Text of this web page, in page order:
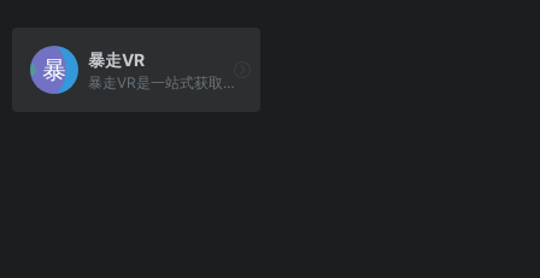
暴走VR
暴走VR是一站式获取VR资源的理想选择，为用户提供了全网最全、最全面的VR资源下载服务，并且完全免费。